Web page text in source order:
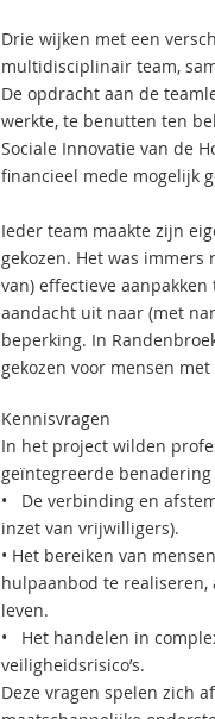
Drie wijken met een
multidisciplinair team,
De opdracht aan de
werkte, te benutten ten
Sociale Innovatie van de
financieel mede mogelijk
Ieder team maakte zijn
gekozen. Het was
van) effectieve
aandacht uit naar (met
beperking. In
gekozen voor mensen
Kennisvragen
In het project wilden
geïntegreerde
• De verbinding en
inzet van vrijwilligers).
• Het bereiken van
hulpaanbod te
leven.
• Het handelen in
veiligheidsrisico’s.
Deze vragen spelen zich